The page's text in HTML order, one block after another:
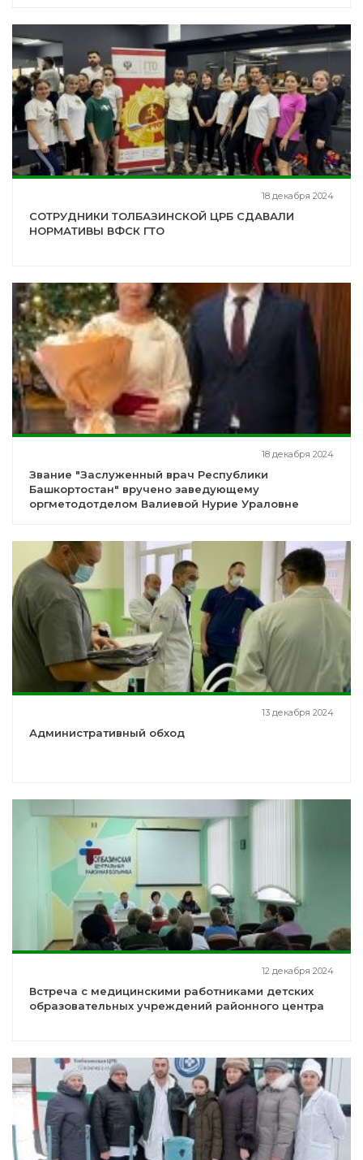
18 декабря 2024
СОТРУДНИКИ ТОЛБАЗИНСКОЙ ЦРБ СДАВАЛИ
НОРМАТИВЫ ВФСК ГТО
18 декабря 2024
Звание "Заслуженный врач Республики
Башкортостан" вручено заведующему
оргметодотделом Валиевой Нурие Ураловне
13 декабря 2024
Административный обход
12 декабря 2024
Встреча с медицинскими работниками детских
образовательных учреждений районного центра